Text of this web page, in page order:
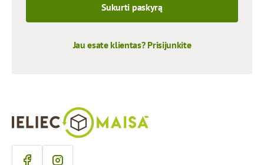
Sukurti paskyrą
Jau esate klientas? Prisijunkite